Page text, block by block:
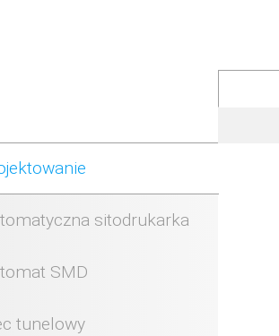
sitodrukarka
SMD
tunelowy